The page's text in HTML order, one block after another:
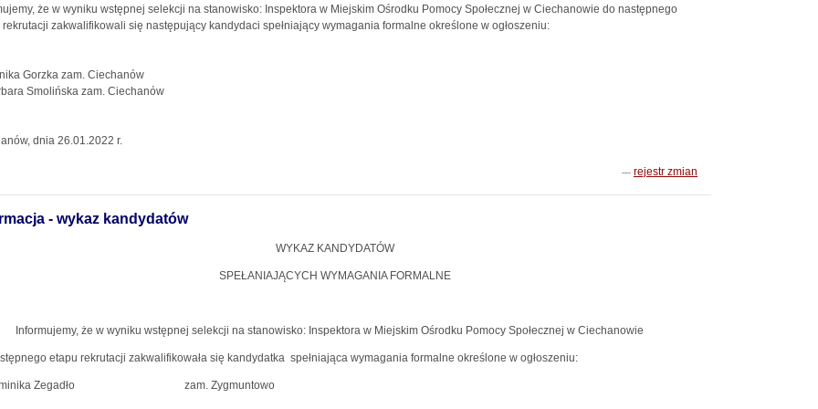
że w wyniku wstępnej selekcji na stanowisko: Inspektora w Miejskim Ośrodku Pomocy Społecznej w Ciechanowie do następnego
rekrutacji zakwalifikowali się następujący kandydaci spełniający wymagania formalne określone w ogłoszeniu:
Gorzka zam. Ciechanów
Smolińska zam. Ciechanów
dnia 26.01.2022 r.
rejestr zmian
- wykaz kandydatów
WYKAZ KANDYDATÓW
SPEŁANIAJĄCYCH WYMAGANIA FORMALNE
że w wyniku wstępnej selekcji na stanowisko: Inspektora w Miejskim Ośrodku Pomocy Społecznej w Ciechanowie
etapu rekrutacji zakwalifikowała się kandydatka spełniająca wymagania formalne określone w ogłoszeniu:
Zegadło zam. Zygmuntowo